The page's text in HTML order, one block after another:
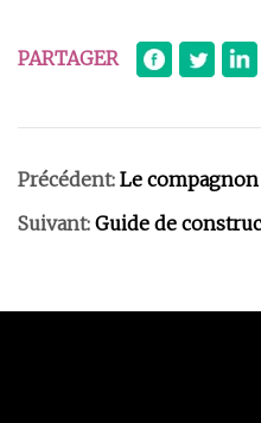
PARTAGER
Précédent: Le
Suivant: Guide de